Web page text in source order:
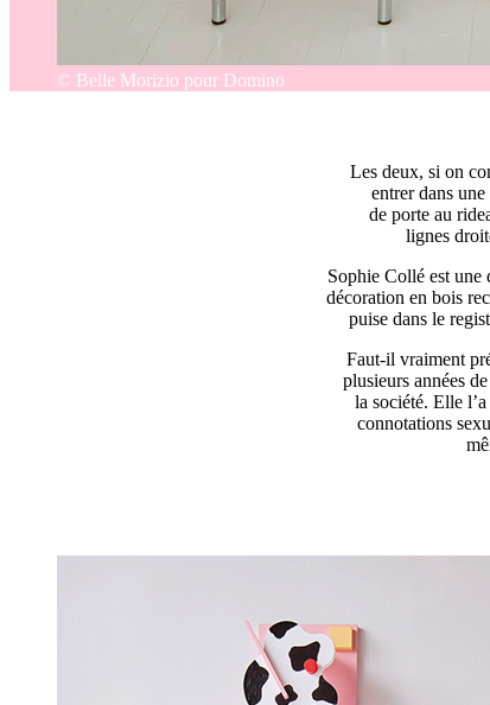
© Belle Morizio pour Domino
Les deux, si on
entrer dans
de porte au
lignes
Sophie Collé est une
décoration en bois
puise dans le
Faut-il vraiment
plusieurs années
la société. Elle
connotations